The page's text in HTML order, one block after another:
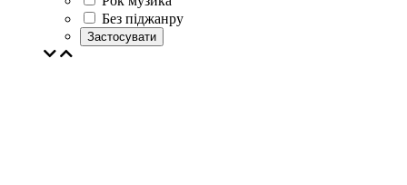
Без піджанру
Застосувати